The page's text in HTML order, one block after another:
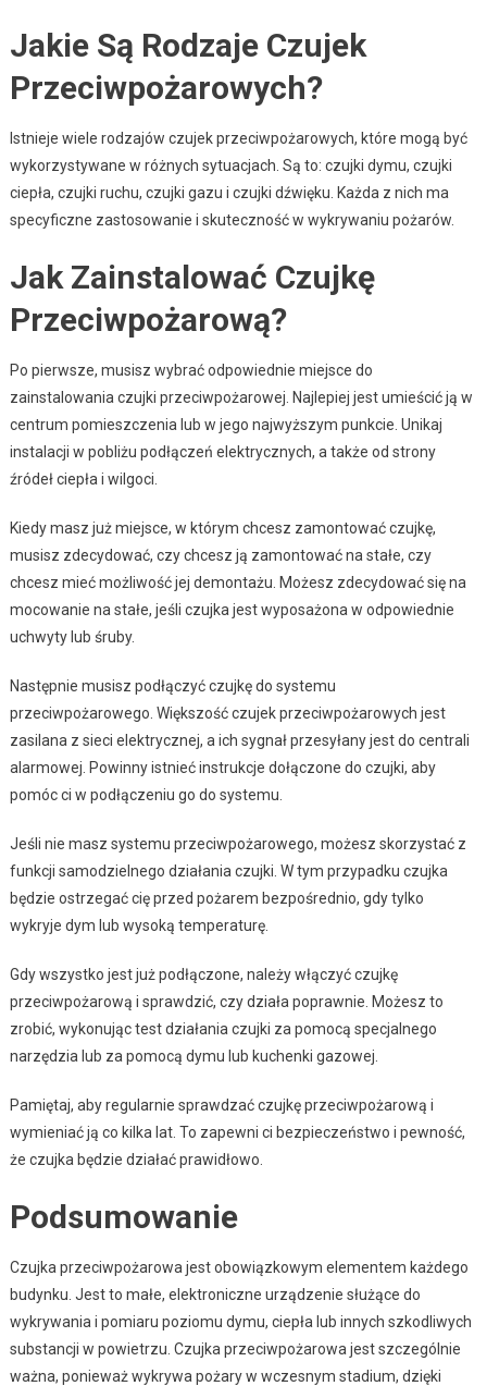
Jakie Są Rodzaje Czujek
Przeciwpożarowych?
Istnieje wiele rodzajów czujek przeciwpożarowych, które mogą być
wykorzystywane w różnych sytuacjach. Są to: czujki dymu, czujki
ciepła, czujki ruchu, czujki gazu i czujki dźwięku. Każda z nich ma
specyficzne zastosowanie i skuteczność w wykrywaniu pożarów.
Jak Zainstalować Czujkę
Przeciwpożarową?
Po pierwsze, musisz wybrać odpowiednie miejsce do
zainstalowania czujki przeciwpożarowej. Najlepiej jest umieścić ją w
centrum pomieszczenia lub w jego najwyższym punkcie. Unikaj
instalacji w pobliżu podłączeń elektrycznych, a także od strony
źródeł ciepła i wilgoci.
Kiedy masz już miejsce, w którym chcesz zamontować czujkę,
musisz zdecydować, czy chcesz ją zamontować na stałe, czy
chcesz mieć możliwość jej demontażu. Możesz zdecydować się na
mocowanie na stałe, jeśli czujka jest wyposażona w odpowiednie
uchwyty lub śruby.
Następnie musisz podłączyć czujkę do systemu
przeciwpożarowego. Większość czujek przeciwpożarowych jest
zasilana z sieci elektrycznej, a ich sygnał przesyłany jest do centrali
alarmowej. Powinny istnieć instrukcje dołączone do czujki, aby
pomóc ci w podłączeniu go do systemu.
Jeśli nie masz systemu przeciwpożarowego, możesz skorzystać z
funkcji samodzielnego działania czujki. W tym przypadku czujka
będzie ostrzegać cię przed pożarem bezpośrednio, gdy tylko
wykryje dym lub wysoką temperaturę.
Gdy wszystko jest już podłączone, należy włączyć czujkę
przeciwpożarową i sprawdzić, czy działa poprawnie. Możesz to
zrobić, wykonując test działania czujki za pomocą specjalnego
narzędzia lub za pomocą dymu lub kuchenki gazowej.
Pamiętaj, aby regularnie sprawdzać czujkę przeciwpożarową i
wymieniać ją co kilka lat. To zapewni ci bezpieczeństwo i pewność,
że czujka będzie działać prawidłowo.
Podsumowanie
Czujka przeciwpożarowa jest obowiązkowym elementem każdego
budynku. Jest to małe, elektroniczne urządzenie służące do
wykrywania i pomiaru poziomu dymu, ciepła lub innych szkodliwych
substancji w powietrzu. Czujka przeciwpożarowa jest szczególnie
ważna, ponieważ wykrywa pożary w wczesnym stadium, dzięki